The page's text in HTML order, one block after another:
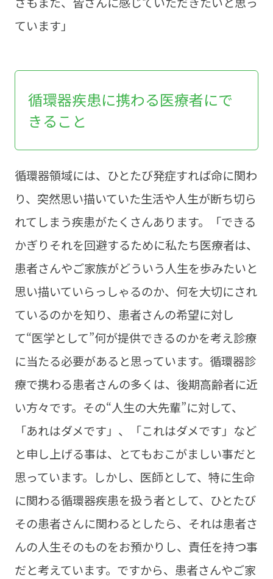
ています」
循環器疾患に携わる医療者にで
きること
循環器領域には、ひとたび発症すれば命に関わ
り、突然思い描いていた生活や人生が断ち切ら
れてしまう疾患がたくさんあります。「できる
かぎりそれを回避するために私たち医療者は、
患者さんやご家族がどういう人生を歩みたいと
思い描いていらっしゃるのか、何を大切にされ
ているのかを知り、患者さんの希望に対し
て“医学として”何が提供できるのかを考え診療
に当たる必要があると思っています。循環器診
療で携わる患者さんの多くは、後期高齢者に近
い方々です。その“人生の大先輩”に対して、
「あれはダメです」、「これはダメです」など
と申し上げる事は、とてもおこがましい事だと
思っています。しかし、医師として、特に生命
に関わる循環器疾患を扱う者として、ひとたび
その患者さんに関わるとしたら、それは患者さ
んの人生そのものをお預かりし、責任を持つ事
だと考えています。ですから、患者さんやご家